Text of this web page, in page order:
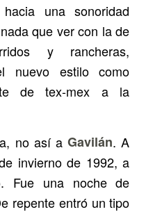
una sonoridad
que ver con la de
y rancheras,
nuevo estilo como
de tex-mex a la
no así aGavilán. A
invierno de 1992, a
Fue una noche de
repente entró un tipo